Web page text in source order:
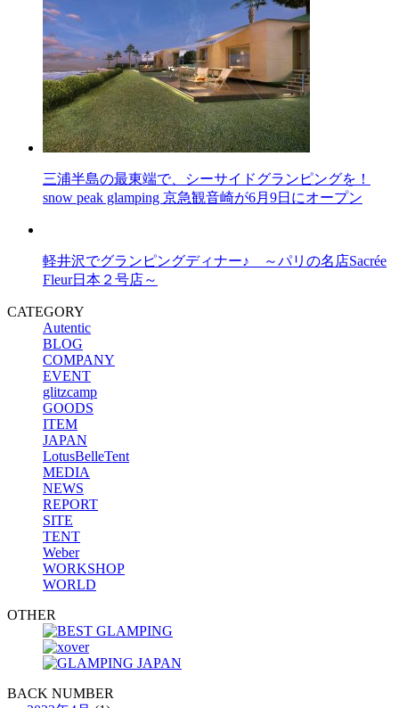
三浦半島の最東端で、シーサイドグランピングを！
snow peak glamping 京急観音崎が6月9日にオープン
軽井沢でグランピングディナー♪ ～パリの名店Sacrée
Fleur日本２号店～
CATEGORY
Autentic
BLOG
COMPANY
EVENT
glitzcamp
GOODS
ITEM
JAPAN
LotusBelleTent
MEDIA
NEWS
REPORT
SITE
TENT
Weber
WORKSHOP
WORLD
OTHER
BACK NUMBER